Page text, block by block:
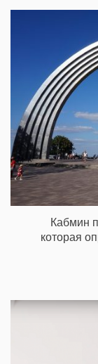
Кабмин
которая